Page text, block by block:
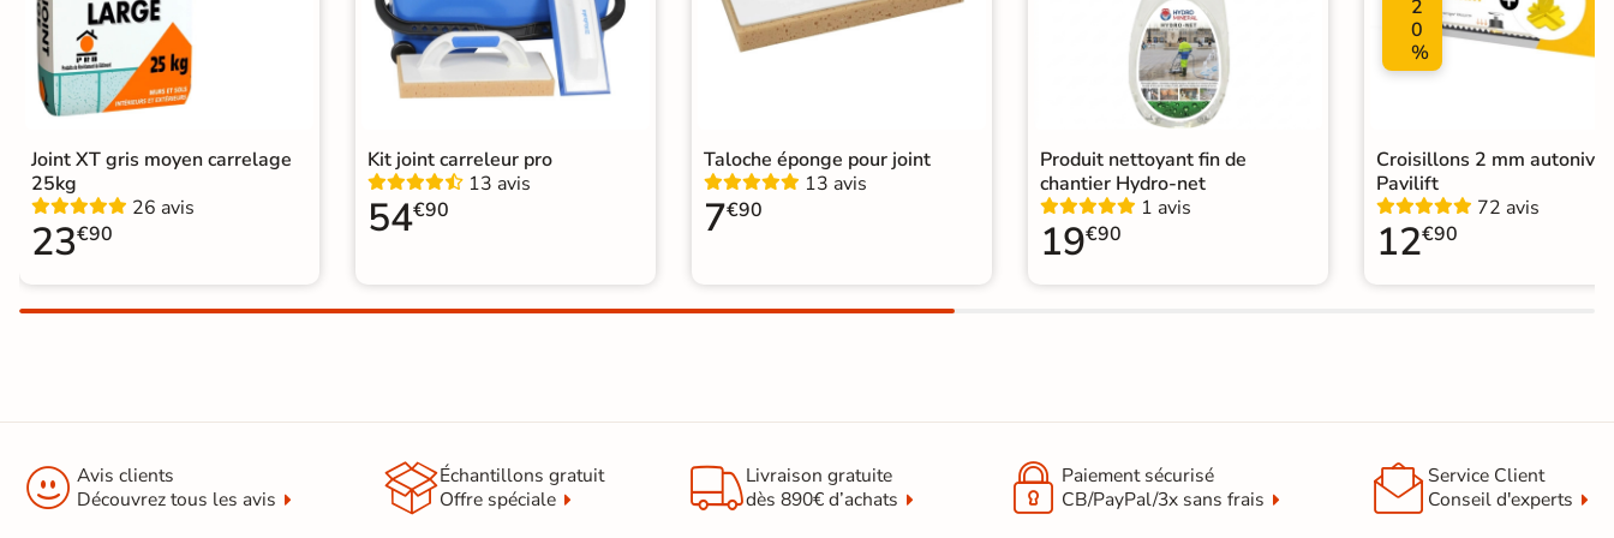
Type de pose Carrelage Bleu|Carrelage 30x60 cm
Faïence minérale et effet pierre Bali
Joint XT gris moyen carrelage
25kg
26 avis
23€90
Kit joint carreleur pro
13 avis
54€90
Taloche éponge pour joint
13 avis
7€90
Produit nettoyant fin de
chantier Hydro-net
1 avis
19€90
2
0
%
Croisillons 2 mm
Pavilift
72 avis
12€90
 Avis clients
Découvrez tous les avis
Échantillons gratuit
Offre spéciale
Livraison gratuite
dès 890€ d’achats
 Paiement sécurisé
CB/PayPal/3x sans frais
 Service Client
Conseil d'experts